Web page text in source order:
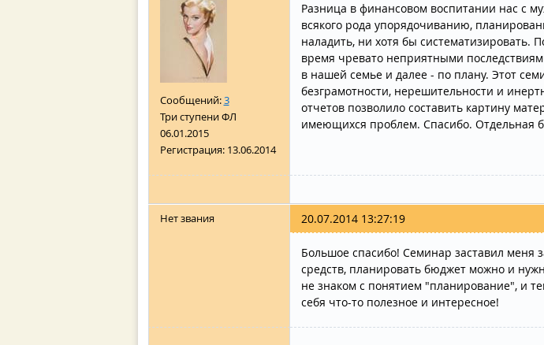
Сообщений:3
Три ступени ФЛ
06.01.2015
Регистрация: 13.06.2014
Разница в финансовом воспитании нас с
всякого рода упорядочиванию,
наладить, ни хотя бы систематизировать.
время чревато неприятными
в нашей семье и далее - по плану. Этот
безграмотности, нерешительности и
отчетов позволило составить картину
имеющихся проблем. Спасибо. Отдельная
Нет звания 20.07.2014 13:27:19
Большое спасибо! Семинар заставил меня
средств, планировать бюджет можно и
не знаком с понятием "планирование", и
себя что-то полезное и интересное!